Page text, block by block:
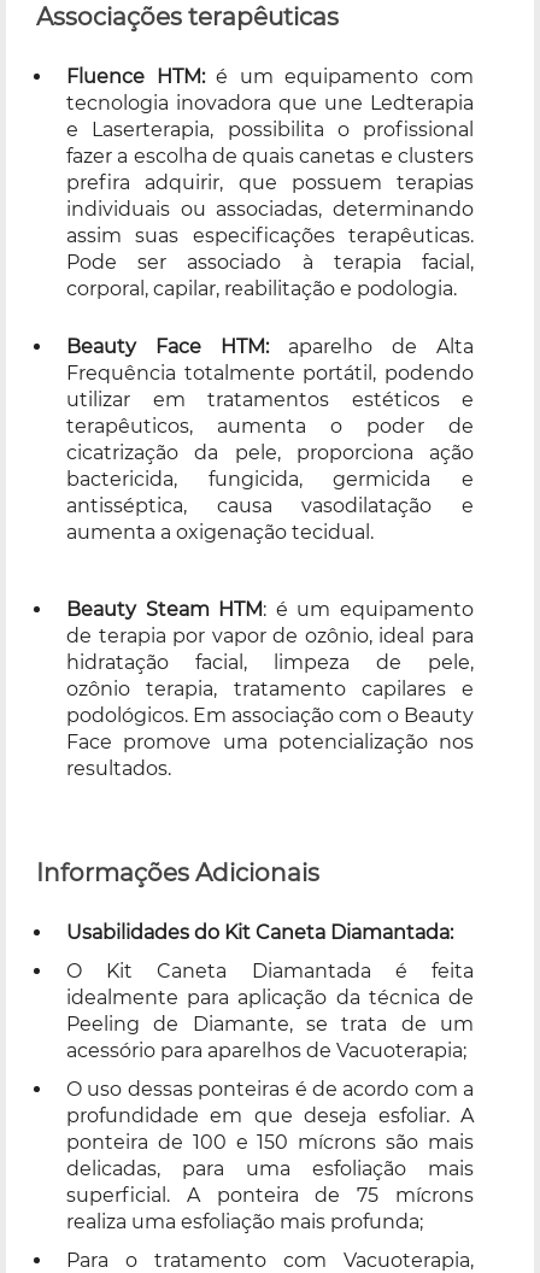
Associações terapêuticas
Fluence HTM:é um equipamento com
tecnologia inovadora que une Ledterapia
e Laserterapia, possibilita o profissional
fazer a escolha de quais canetas e clusters
prefira adquirir, que possuem terapias
individuais ou associadas, determinando
assim suas especificações terapêuticas.
Pode ser associado à terapia facial,
corporal, capilar, reabilitação e podologia.
Beauty Face HTM: aparelho de Alta
Frequência totalmente portátil, podendo
utilizar em tratamentos estéticos e
terapêuticos, aumenta o poder de
cicatrização da pele, proporciona ação
bactericida, fungicida, germicida e
antisséptica, causa vasodilatação e
aumenta a oxigenação tecidual.
Beauty Steam HTM: é um equipamento
de terapia por vapor de ozônio, ideal para
hidratação facial, limpeza de pele,
ozônio terapia, tratamento capilares e
podológicos. Em associação com o Beauty
Face promove uma potencialização nos
resultados.
Informações Adicionais
Usabilidades do Kit Caneta Diamantada:
O Kit Caneta Diamantada é feita
idealmente para aplicação da técnica de
Peeling de Diamante, se trata de um
acessório para aparelhos de Vacuoterapia;
O uso dessas ponteiras é de acordo com a
profundidade em que deseja esfoliar. A
ponteira de 100 e 150 mícrons são mais
delicadas, para uma esfoliação mais
superficial. A ponteira de 75 mícrons
realiza uma esfoliação mais profunda;
Para o tratamento com Vacuoterapia,